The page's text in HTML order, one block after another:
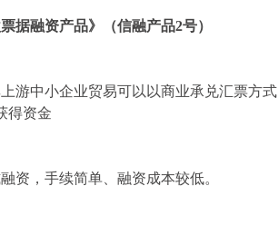
据融资产品》（信融产品2号）
游中小企业贸易可以以商业承兑汇票方式
得资金
资，手续简单、 融资成本较低。